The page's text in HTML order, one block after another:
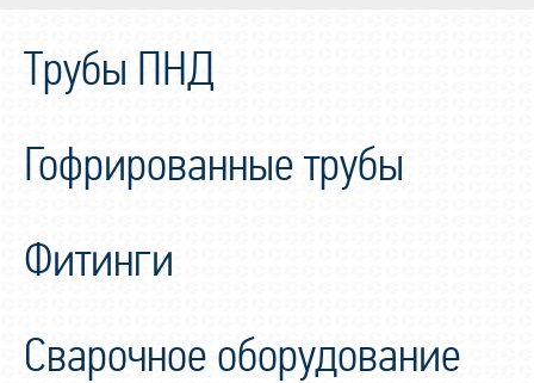
Трубы ПНД
Гофрированные трубы
Фитинги
Сварочное оборудование